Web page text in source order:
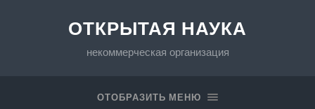
ОТКРЫТАЯ НАУКА
некоммерческая организация
ОТОБРАЗИТЬ МЕНЮ